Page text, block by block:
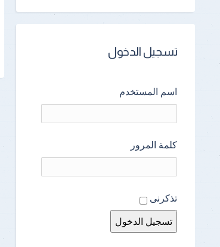
تسجيل الدخول
اسم المستخدم
كلمة المرور
تذكرنى